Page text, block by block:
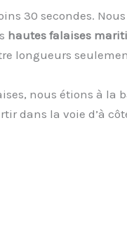
30 secondes.
hautes falaises
longueurs
nous étions à la
dans la voie d’à